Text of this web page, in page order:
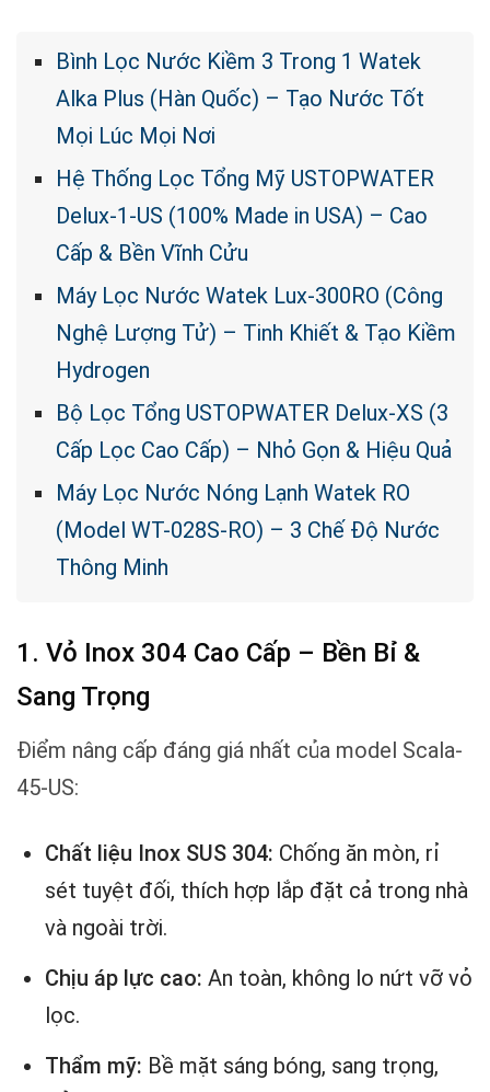
Bình Lọc Nước Kiềm 3 Trong 1 Watek
Alka Plus (Hàn Quốc) – Tạo Nước Tốt
Mọi Lúc Mọi Nơi
Hệ Thống Lọc Tổng Mỹ USTOPWATER
Delux-1-US (100% Made in USA) – Cao
Cấp & Bền Vĩnh Cửu
Máy Lọc Nước Watek Lux-300RO (Công
Nghệ Lượng Tử) – Tinh Khiết & Tạo Kiềm
Hydrogen
Bộ Lọc Tổng USTOPWATER Delux-XS (3
Cấp Lọc Cao Cấp) – Nhỏ Gọn & Hiệu Quả
Máy Lọc Nước Nóng Lạnh Watek RO
(Model WT-028S-RO) – 3 Chế Độ Nước
Thông Minh
1. Vỏ Inox 304 Cao Cấp – Bền Bỉ &
Sang Trọng
Điểm nâng cấp đáng giá nhất của model Scala-
45-US:
Chất liệu Inox SUS 304: Chống ăn mòn, rỉ
sét tuyệt đối, thích hợp lắp đặt cả trong nhà
và ngoài trời.
Chịu áp lực cao: An toàn, không lo nứt vỡ vỏ
lọc.
Thẩm mỹ: Bề mặt sáng bóng, sang trọng,